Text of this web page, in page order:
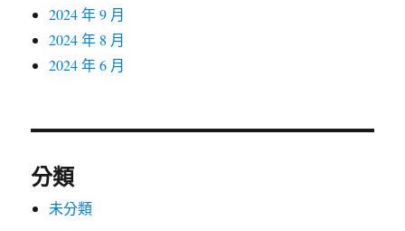
2024 年 9 月
2024 年 8 月
2024 年 6 月
分類
未分類